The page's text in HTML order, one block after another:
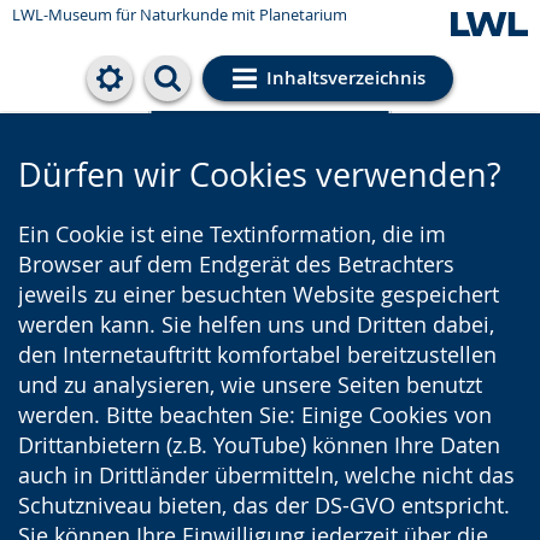
LWL-Museum für Naturkunde mit Planetarium
Inhaltsverzeichnis
Cookie-Einstellungen
Dürfen wir Cookies verwenden?
Ein Cookie ist eine Textinformation, die im
Browser auf dem Endgerät des Betrachters
jeweils zu einer besuchten Website gespeichert
werden kann. Sie helfen uns und Dritten dabei,
den Internetauftritt komfortabel bereitzustellen
und zu analysieren, wie unsere Seiten benutzt
werden. Bitte beachten Sie: Einige Cookies von
Drittanbietern (z.B. YouTube) können Ihre Daten
auch in Drittländer übermitteln, welche nicht das
Schutzniveau bieten, das der DS-GVO entspricht.